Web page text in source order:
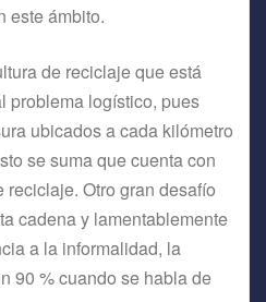
este ámbito.
de reciclaje que está
problema logístico, pues
ubicados a cada kilómetro
se suma que cuenta con
Otro gran desafío
cadena y lamentablemente
a la informalidad, la
90 % cuando se habla de